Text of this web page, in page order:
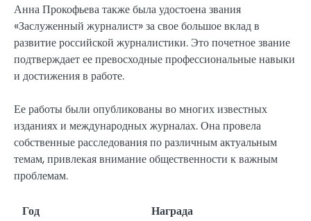
Анна Прокофьева также была удостоена звания
«Заслуженный журналист» за свое большое вклад в
развитие российской журналистики. Это почетное звание
подтверждает ее превосходные профессиональные навыки
и достижения в работе.
Ее работы были опубликованы во многих известных
изданиях и международных журналах. Она провела
собственные расследования по различным актуальным
темам, привлекая внимание общественности к важным
проблемам.
Год
Награда